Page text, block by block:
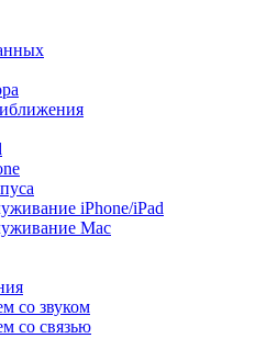
iPhone/iPad
Mac
со звуком
со связью